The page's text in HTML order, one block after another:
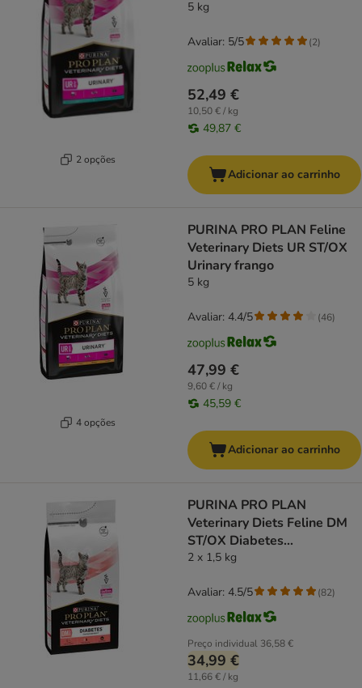
2 opções
mar
5 kg
52,49 €
10,50 € / kg
49,87 €
Avaliar: 5/5 (2)
Adicionar ao carrinho
4 opções
PURINA PRO PLAN Feline
Veterinary Diets UR ST/OX
Urinary frango
5 kg
47,99 €
9,60 € / kg
45,59 €
Avaliar: 4.4/5 (46)
Adicionar ao carrinho
PURINA PRO PLAN
Veterinary Diets Feline DM
ST/OX Diabetes
Management
2 x 1,5 kg
Preço individual 36,58 €
34,99 €
11,66 € / kg
Avaliar: 4.5/5 (82)